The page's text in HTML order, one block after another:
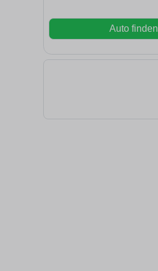
Auto finden